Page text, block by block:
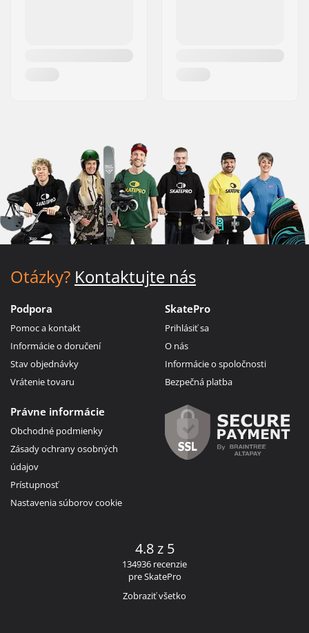
Otázky? Kontaktujte nás
Podpora
Pomoc a kontakt
Informácie o doručení
Stav objednávky
Vrátenie tovaru
SkatePro
Prihlásiť sa
O nás
Informácie o spoločnosti
Bezpečná platba
Právne informácie
Obchodné podmienky
Zásady ochrany osobných
údajov
Prístupnosť
Nastavenia súborov cookie
4.8 z 5
134936 recenzie
pre SkatePro
Zobraziť všetko